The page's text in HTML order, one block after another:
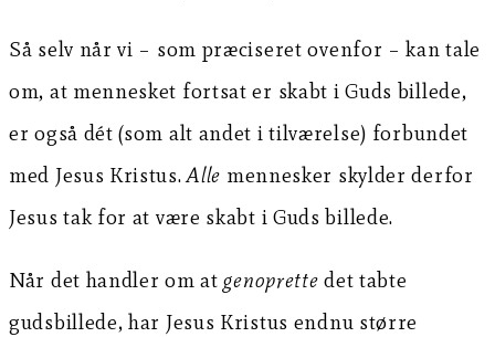
Så selv når vi – som præciseret ovenfor – kan tale
om, at mennesket fortsat er skabt i Guds billede,
er også dét (som alt andet i tilværelse) forbundet
med Jesus Kristus.Alle mennesker skylder derfor
Jesus tak for at være skabt i Guds billede.
Når det handler om atgenoprette det tabte
gudsbillede, har Jesus Kristus endnu større